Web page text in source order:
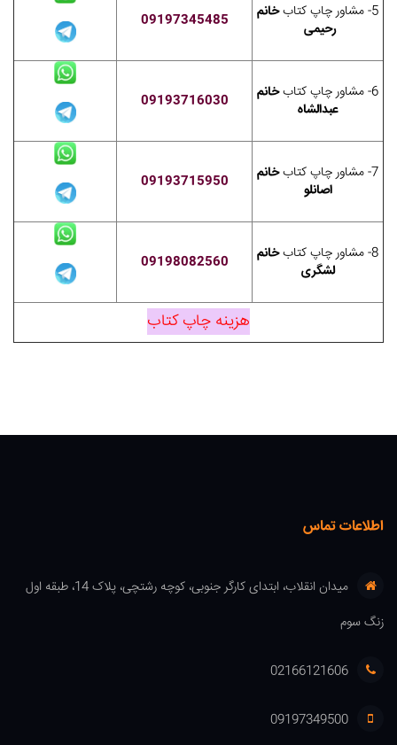
5- مشاور چاپ کتاب
خانم
رحیمی
09197345485
6- مشاور چاپ کتاب
خانم
عبدالشاه
09193716030
7- مشاور چاپ کتاب
خانم
اصانلو
09193715950
8- مشاور چاپ کتاب
خانم
لشگری
09198082560
هزینه چاپ کتاب
اطلاعات تماس
میدان انقلاب، ابتدای کارگر جنوبی، کوچه رشتچی، پلاک 14، طبقه اول
زنگ سوم
02166121606
09197349500